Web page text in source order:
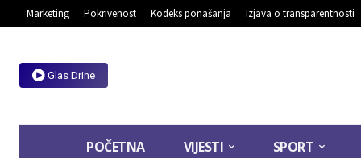
Marketing Pokrivenost Kodeks ponašanja Izjava o transparentnosti
Glas Drine
POČETNA VIJESTI SPORT